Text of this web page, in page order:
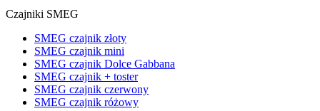
Czajniki SMEG
SMEG czajnik złoty
SMEG czajnik mini
SMEG czajnik Dolce Gabbana
SMEG czajnik + toster
SMEG czajnik czerwony
SMEG czajnik różowy